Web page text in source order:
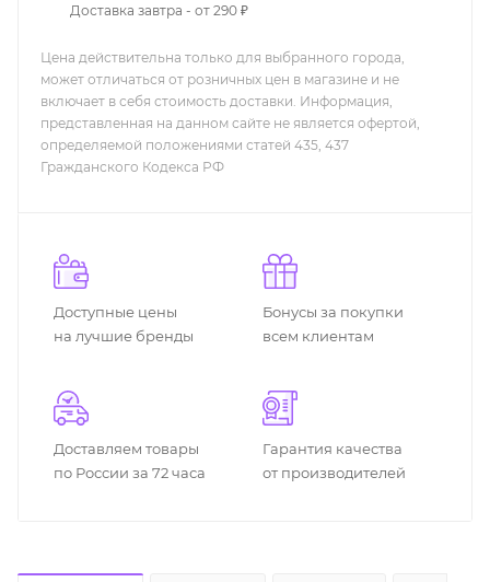
Доставка завтра - от 290 ₽
Цена действительна только для выбранного города,
может отличаться от розничных цен в магазине и не
включает в себя стоимость доставки. Информация,
представленная на данном сайте не является офертой,
определяемой положениями статей 435, 437
Гражданского Кодекса РФ
Доступные цены
на лучшие бренды
Бонусы за покупки
всем клиентам
Доставляем товары
по России за 72 часа
Гарантия качества
от производителей